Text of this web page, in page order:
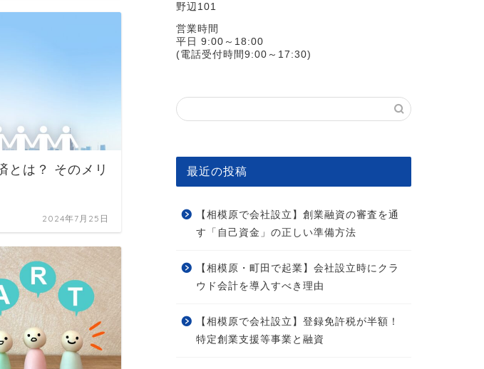
とは？ そのメリ
2024年7月25日
野辺101
営業時間
平日 9:00～18:00
(電話受付時間9:00～17:30)
最近の投稿
【相模原で会社設立】創業融資の審査を通
す「自己資金」の正しい準備方法
【相模原・町田で起業】会社設立時にクラ
ウド会計を導入すべき理由
【相模原で会社設立】登録免許税が半額！
特定創業支援等事業と融資